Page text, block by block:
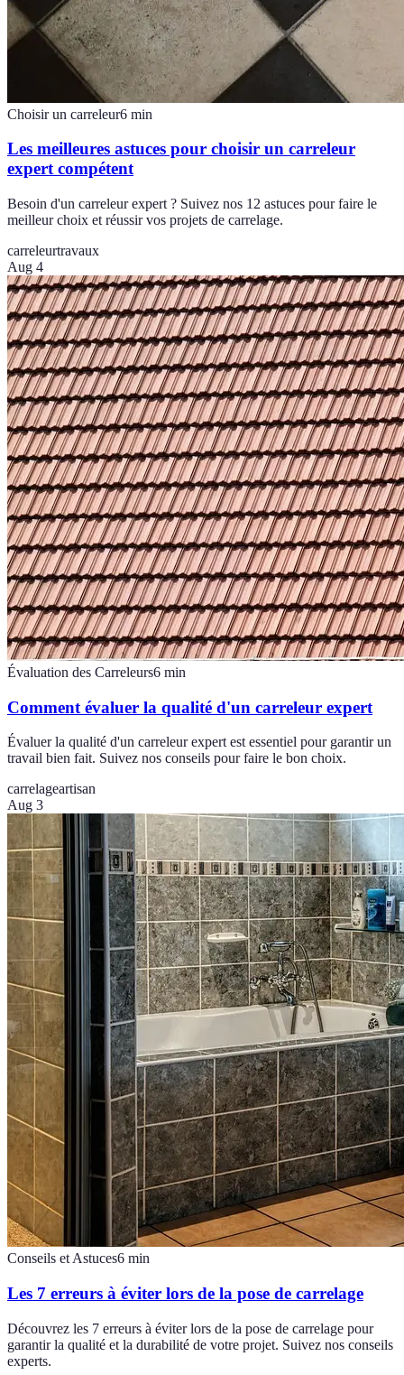
Choisir un carreleur6 min
Les meilleures astuces pour choisir un carreleur
expert compétent
Besoin d'un carreleur expert ? Suivez nos 12 astuces pour faire le
meilleur choix et réussir vos projets de carrelage.
carreleurtravaux
Aug 4
Évaluation des Carreleurs6 min
Comment évaluer la qualité d'un carreleur expert
Évaluer la qualité d'un carreleur expert est essentiel pour garantir un
travail bien fait. Suivez nos conseils pour faire le bon choix.
carrelageartisan
Aug 3
Conseils et Astuces6 min
Les 7 erreurs à éviter lors de la pose de carrelage
Découvrez les 7 erreurs à éviter lors de la pose de carrelage pour
garantir la qualité et la durabilité de votre projet. Suivez nos conseils
experts.